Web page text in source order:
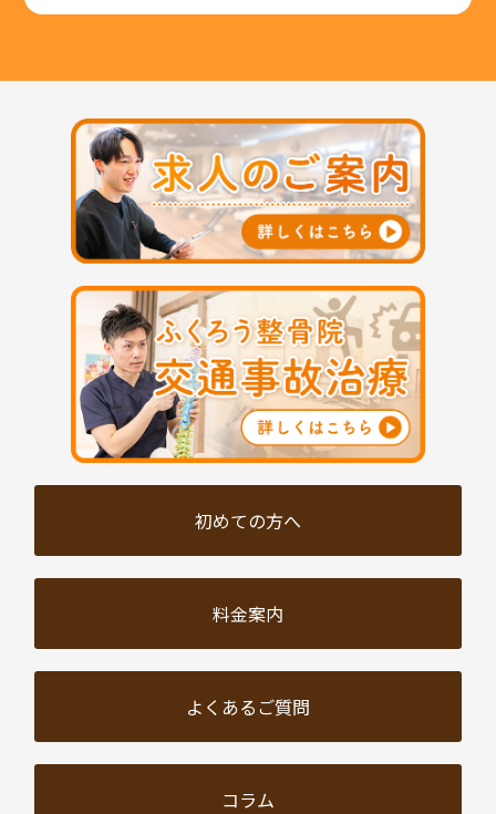
初めての方へ
料金案内
よくあるご質問
コラム